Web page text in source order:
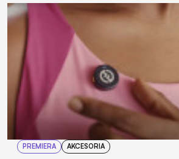
PREMIERA AKCESORIA